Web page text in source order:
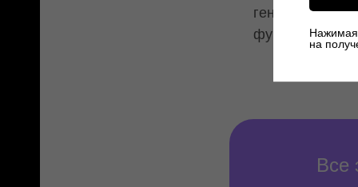
Нажимая
на
гений
фундамента
Все